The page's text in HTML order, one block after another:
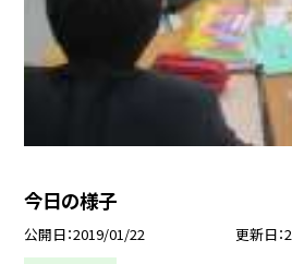
今日の様子
公開日 2019/01/22 更新日